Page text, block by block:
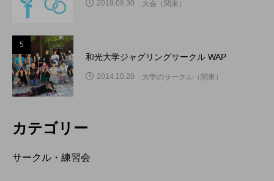
2019.08.30 大会（関東）
5
和光大学ジャグリングサークル WAP
2014.10.20 大学のサークル（関東）
カテゴリー
サークル・練習会